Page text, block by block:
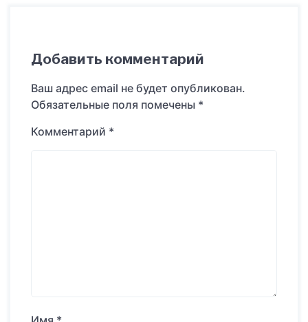
Добавить комментарий
Ваш адрес email не будет опубликован.
Обязательные поля помечены *
Комментарий *